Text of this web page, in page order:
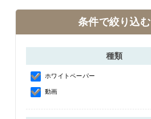
条件で絞り込む
種類
ホワイトペーパー
動画